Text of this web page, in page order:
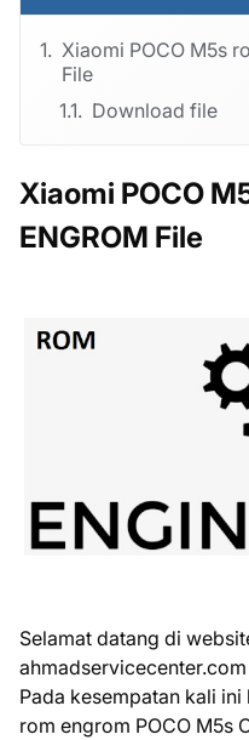
Xiaomi POCO M5s
File
Download file
Xiaomi POCO
ENGROM File
Selamat datang di
ahmadservicecenter.com
Pada kesempatan kali
rom engrom POCO M5s